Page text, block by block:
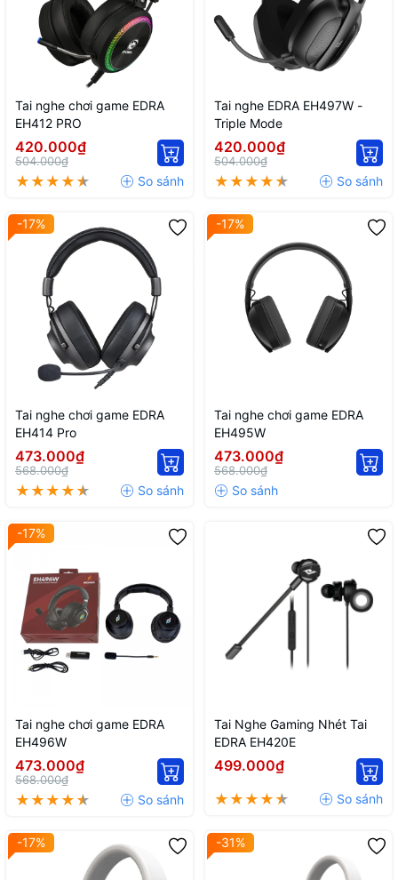
Tai nghe chơi game EDRA
EH412 PRO
420.000₫
504.000₫
Tai nghe EDRA EH497W -
Triple Mode
420.000₫
504.000₫
-17%
Tai nghe chơi game EDRA
EH414 Pro
473.000₫
568.000₫
-17%
Tai nghe chơi game EDRA
EH495W
473.000₫
568.000₫
-17%
Tai nghe chơi game EDRA
EH496W
473.000₫
568.000₫
Tai Nghe Gaming Nhét Tai
EDRA EH420E
499.000₫
-17% -31%